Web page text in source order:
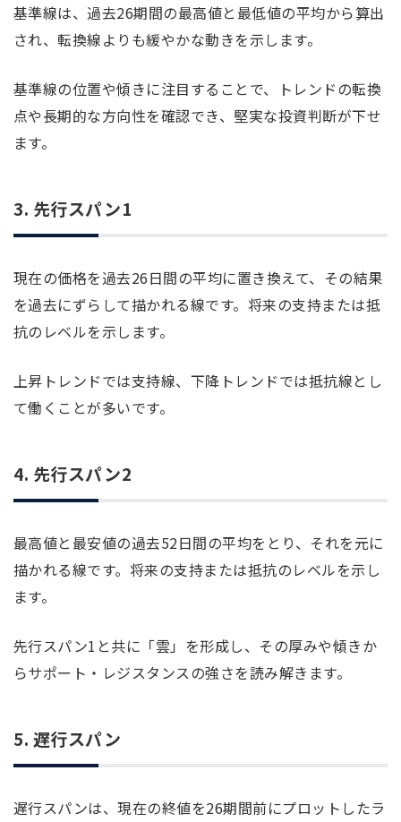
基準線は、過去26期間の最高値と最低値の平均から算出
され、転換線よりも緩やかな動きを示します。
基準線の位置や傾きに注目することで、トレンドの転換
点や長期的な方向性を確認でき、堅実な投資判断が下せ
ます。
3. 先行スパン1
現在の価格を過去26日間の平均に置き換えて、その結果
を過去にずらして描かれる線です。将来の支持または抵
抗のレベルを示します。
上昇トレンドでは支持線、下降トレンドでは抵抗線とし
て働くことが多いです。
4. 先行スパン2
最高値と最安値の過去52日間の平均をとり、それを元に
描かれる線です。将来の支持または抵抗のレベルを示し
ます。
先行スパン1と共に「雲」を形成し、その厚みや傾きか
らサポート・レジスタンスの強さを読み解きます。
5. 遅行スパン
遅行スパンは、現在の終値を26期間前にプロットしたラ